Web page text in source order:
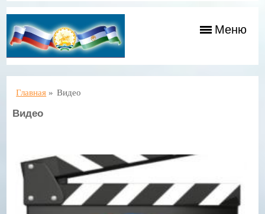
Меню
Главная » Видео
Видео